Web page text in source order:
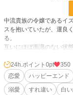
中流貴族の令嬢であるイ
スを抱いていたが、運良
る。
互いにほぼ面識のない状
とふわふわの巻き尻尾に
しかし、イズは初夜でラ
がない日々を過ごす。
辺境伯の夫人となり、可
24h.ポイント 0pt
350
恋愛
ハッピーエンド
溺愛
すれ違い 白